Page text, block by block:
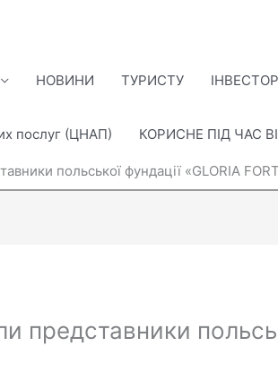
НОВИНИ ТУРИСТУ
послуг (ЦНАП) КОРИСНЕ ПІД ЧАС
польської фундації «GLORIA
представники